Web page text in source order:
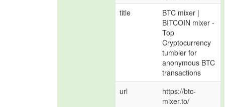
title
BTC mixer |
BITCOIN mixer -
Top
Cryptocurrency
tumbler for
anonymous BTC
transactions
url
https://btc-
mixer.to/